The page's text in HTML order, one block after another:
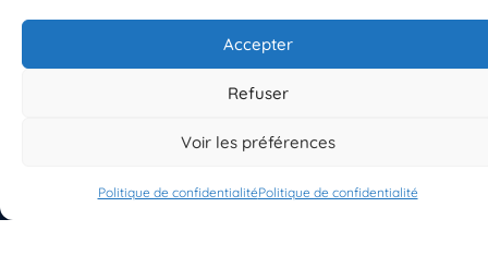
Accepter
Refuser
Voir les préférences
Politique de confidentialitéPolitique de confidentialité
PLANÈTE MER